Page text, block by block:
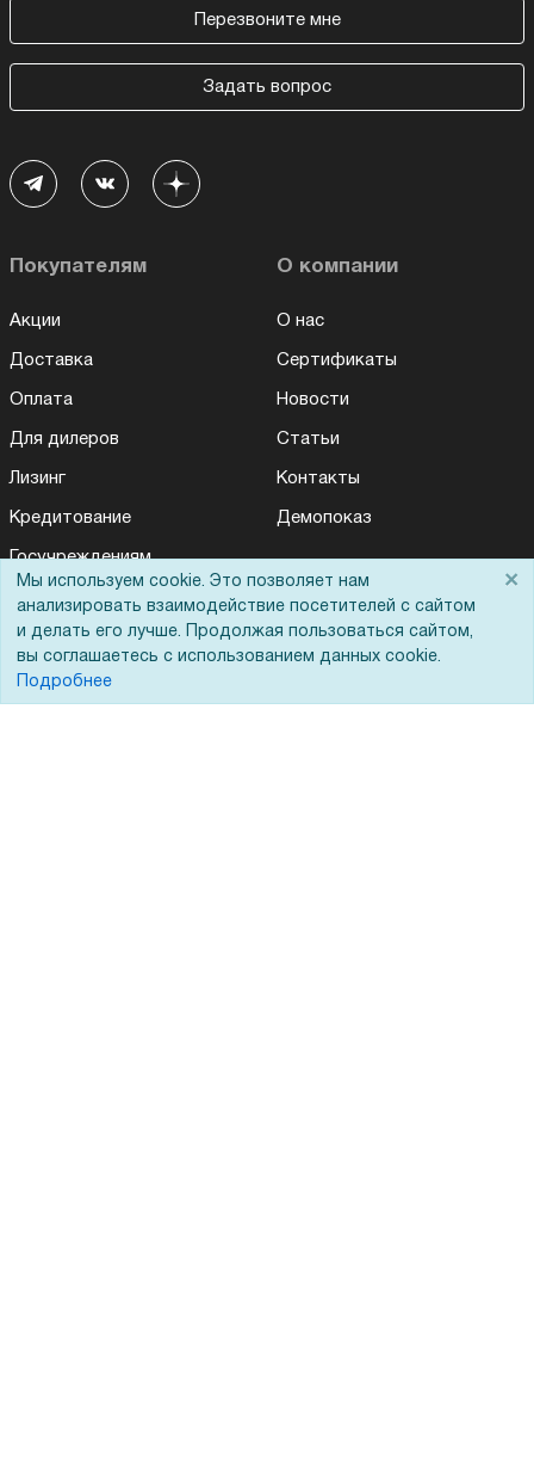
Перезвоните мне
Задать вопрос
Покупателям
Акции
Доставка
Оплата
Для дилеров
Лизинг
Кредитование
Госучреждениям
Бренды
ЭДО
О компании
О нас
Сертификаты
Новости
Статьи
Контакты
Демопоказ
Мы используем cookie. Это позволяет нам
анализировать взаимодействие посетителей с сайтом
и делать его лучше. Продолжая пользоваться сайтом,
вы соглашаетесь с использованием данных cookie.
Подробнее
×